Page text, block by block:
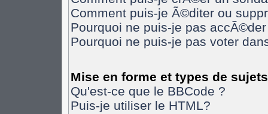
Comment puis-je Ã©diter ou
Pourquoi ne puis-je pas
Pourquoi ne puis-je pas voter
Mise en forme et types de sujets
Qu'est-ce que le BBCode ?
Puis-je utiliser le HTML?